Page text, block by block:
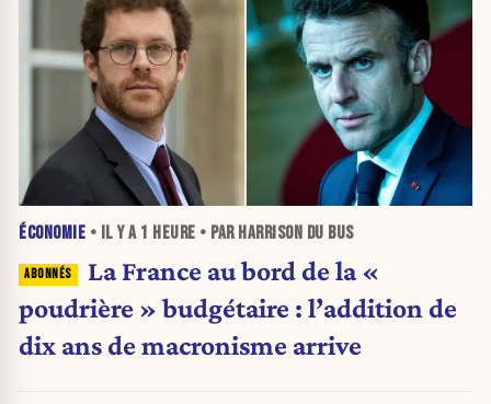
ÉCONOMIE • IL Y A 1 HEURE • PAR HARRISON DU BUS
La France au bord de la «
poudrière » budgétaire : l’addition de
dix ans de macronisme arrive